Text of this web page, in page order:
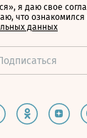
я даю свое
что
данных